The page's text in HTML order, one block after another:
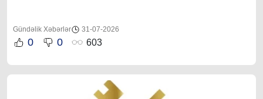
Gündəlik Xəbərlər 31-07-2026
0 0 603